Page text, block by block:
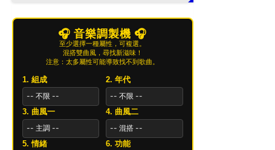
🎧 音樂調製機 🎧
至少選擇一種屬性，可複選。
混搭雙曲風，尋找新滋味！
注意：太多屬性可能導致找不到歌曲。
1. 組成 2. 年代
3. 曲風一 4. 曲風二
5. 情緒 6. 功能